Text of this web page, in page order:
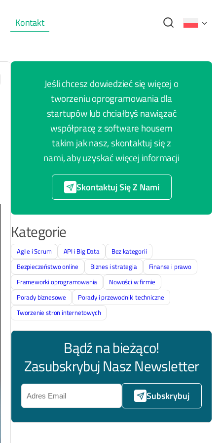
Kontakt
Jeśli chcesz dowiedzieć się więcej o
tworzeniu oprogramowania dla
startupów lub chciałbyś nawiązać
współpracę z software housem
takim jak nasz, skontaktuj się z
nami, aby uzyskać więcej informacji
Skontaktuj Się Z Nami
Kategorie
Agile i Scrum API i Big Data
Bez kategorii
Bezpieczeństwo online
Biznes i strategia
Finanse i prawo
Frameworki oprogramowania
Nowości w firmie
Porady biznesowe
Porady i przewodniki techniczne
Tworzenie stron internetowych
Bądź na bieżąco!
Zasubskrybuj Nasz Newsletter
Subskrybuj